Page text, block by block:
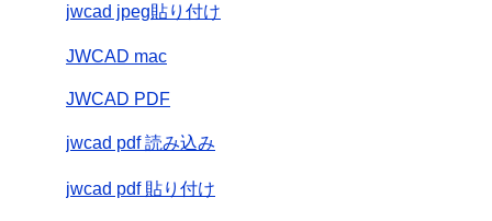
jwcad jpeg貼り付け
JWCAD mac
JWCAD PDF
jwcad pdf 読み込み
jwcad pdf 貼り付け